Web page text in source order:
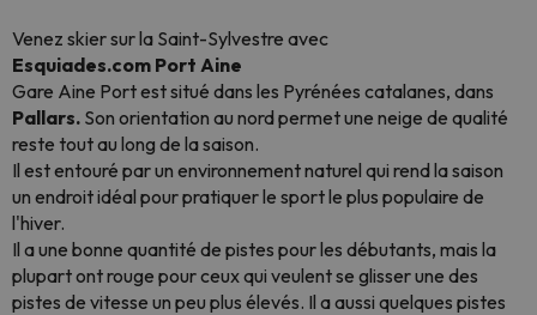
Venez skier sur la Saint-Sylvestre avec
Esquiades.com Port Aine
Gare Aine Port est situé dans les Pyrénées catalanes, dans
Pallars. Son orientation au nord permet une neige de qualité
reste tout au long de la saison.
Il est entouré par un environnement naturel qui rend la saison
un endroit idéal pour pratiquer le sport le plus populaire de
l'hiver.
Il a une bonne quantité de pistes pour les débutants, mais la
plupart ont rouge pour ceux qui veulent se glisser une des
pistes de vitesse un peu plus élevés. Il a aussi quelques pistes